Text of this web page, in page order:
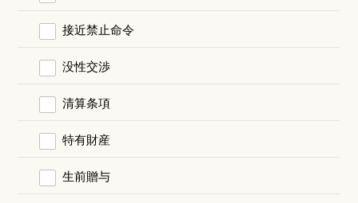
接近禁止命令
没性交渉
清算条項
特有財産
生前贈与